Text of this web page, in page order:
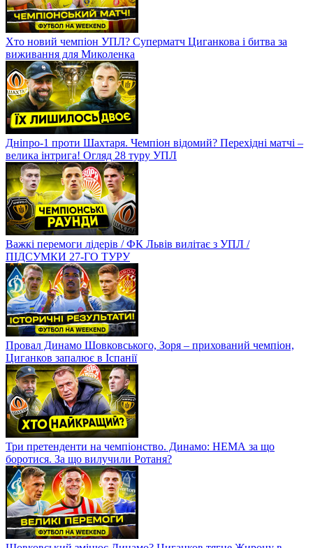
Хто новий чемпіон УПЛ? Суперматч Циганкова і битва за
виживання для Миколенка
Дніпро-1 проти Шахтаря. Чемпіон відомий? Перехідні матчі –
велика інтрига! Огляд 28 туру УПЛ
Важкі перемоги лідерів / ФК Львів вилітає з УПЛ /
ПІДСУМКИ 27-ГО ТУРУ
Провал Динамо Шовковського, Зоря – прихований чемпіон,
Циганков запалює в Іспанії
Три претенденти на чемпіонство. Динамо: НЕМА за що
боротися. За що вилучили Ротаня?